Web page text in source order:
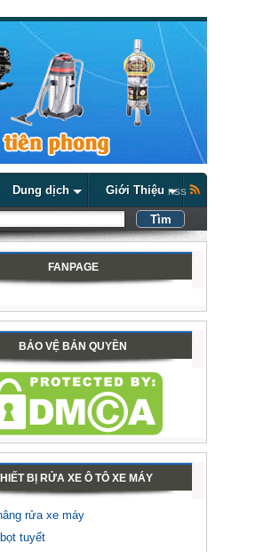
Dung dịch Giới Thiệu RSS
FANPAGE
BẢO VỆ BẢN QUYỀN
BỊ RỬA XE Ô TÔ XE MÁY
rửa xe máy
tuyết